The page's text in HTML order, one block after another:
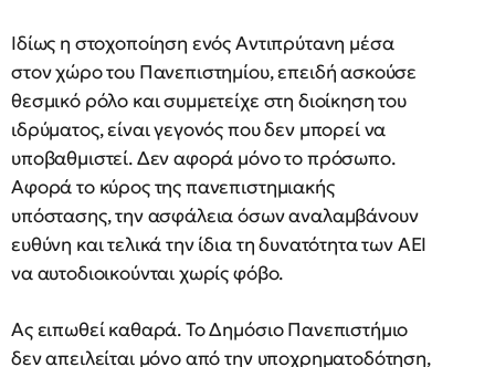
Ιδίως η στοχοποίηση ενός Αντιπρύτανη μέσα
στον χώρο του Πανεπιστημίου, επειδή ασκούσε
θεσμικό ρόλο και συμμετείχε στη διοίκηση του
ιδρύματος, είναι γεγονός που δεν μπορεί να
υποβαθμιστεί. Δεν αφορά μόνο το πρόσωπο.
Αφορά το κύρος της πανεπιστημιακής
υπόστασης, την ασφάλεια όσων αναλαμβάνουν
ευθύνη και τελικά την ίδια τη δυνατότητα των ΑΕΙ
να αυτοδιοικούνται χωρίς φόβο.
Ας ειπωθεί καθαρά. Το Δημόσιο Πανεπιστήμιο
δεν απειλείται μόνο από την υποχρηματοδότηση,